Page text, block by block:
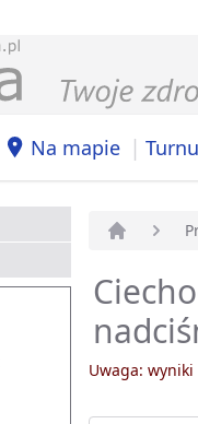
Na mapie |
Uwaga: